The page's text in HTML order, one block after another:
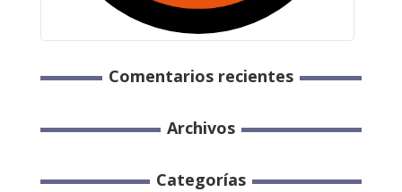
Comentarios recientes
Archivos
Categorías